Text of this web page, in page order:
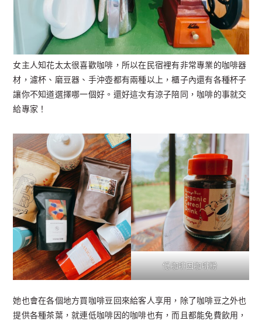
女主人知花太太很喜歡咖啡，所以在民宿裡有非常專業的咖啡器
材，濾杯、磨豆器、手沖壺都有兩種以上，櫃子內還有各種杯子
讓你不知道選擇哪一個好。還好這次有涼子陪同，咖啡的事就交
給專家！
低咖啡因咖啡粉
她也會在各個地方買咖啡豆回來給客人享用，除了咖啡豆之外也
提供各種茶葉，就連低咖啡因的咖啡也有，而且都能免費飲用，